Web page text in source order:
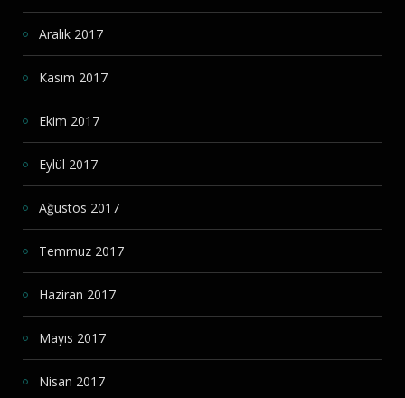
Aralık 2017
Kasım 2017
Ekim 2017
Eylül 2017
Ağustos 2017
Temmuz 2017
Haziran 2017
Mayıs 2017
Nisan 2017